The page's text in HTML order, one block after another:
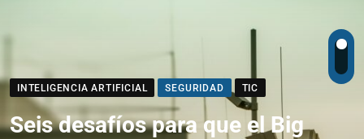
INTELIGENCIA ARTIFICIAL SEGURIDAD TIC
Seis desafíos para que el Big